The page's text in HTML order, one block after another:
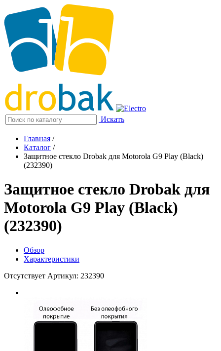
Искать
Главная /
Каталог /
Защитное стекло Drobak для Motorola G9 Play (Black)
(232390)
Защитное стекло Drobak для
Motorola G9 Play (Black)
(232390)
Обзор
Характеристики
Отсутствует Артикул: 232390